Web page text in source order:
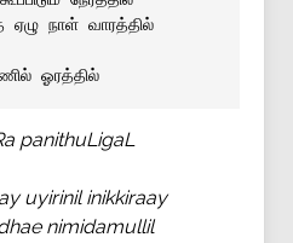
நாள் வாரத்தில்
ஓரத்தில்
panithuLigaL
uyirinil inikkiraay
nimidamullil